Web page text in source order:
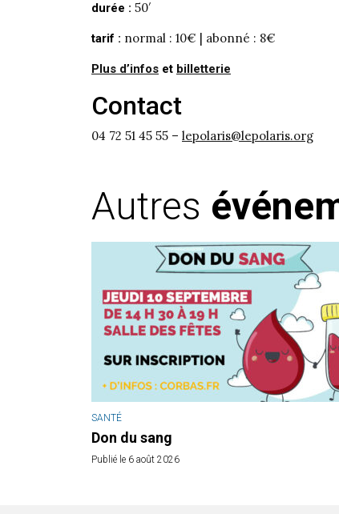
durée : 50′
tarif : normal : 10€ | abonné : 8€
Plus d’infos et billetterie
Contact
04 72 51 45 55 – lepolaris@lepolaris.org
Autres
SANTÉ
Don du sang
Publié le 6 août 2026